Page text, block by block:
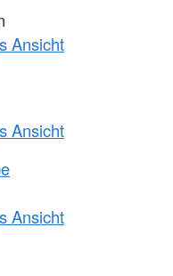
Ansicht
Ansicht
Ansicht